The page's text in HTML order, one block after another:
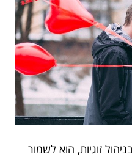
זוגיות, הוא לשמור